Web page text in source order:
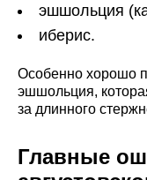
эшшольция
иберис.
Особенно хорошо
эшшольция,
за длинного
Главные